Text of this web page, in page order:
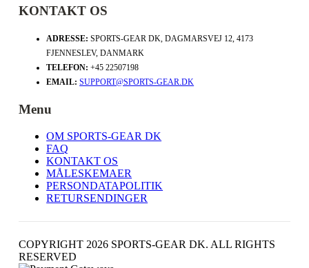
KONTAKT OS
ADRESSE: SPORTS-GEAR DK, DAGMARSVEJ 12, 4173
FJENNESLEV, DANMARK
TELEFON: +45 22507198
EMAIL: SUPPORT@SPORTS-GEAR.DK
Menu
OM SPORTS-GEAR DK
FAQ
KONTAKT OS
MÅLESKEMAER
PERSONDATAPOLITIK
RETURSENDINGER
COPYRIGHT 2026 SPORTS-GEAR DK. ALL RIGHTS
RESERVED